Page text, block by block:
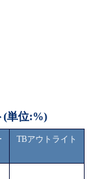
(単位:%)
TBアウトライト